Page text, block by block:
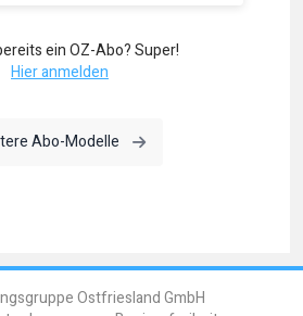
ein OZ-Abo? Super!
Hier anmelden
Abo-Modelle
Ostfriesland GmbH